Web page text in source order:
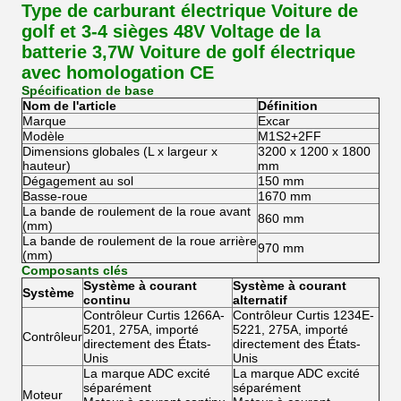
Type de carburant électrique Voiture de
golf et 3-4 sièges 48V Voltage de la
batterie 3,7W Voiture de golf électrique
avec homologation CE
Spécification de base
Nom de l'article
Définition
Marque
Excar
Modèle
M1S2+2FF
Dimensions globales (L x largeur x
hauteur)
3200 x 1200 x 1800
mm
Dégagement au sol
150 mm
Basse-roue
1670 mm
La bande de roulement de la roue avant
(mm)
860 mm
La bande de roulement de la roue arrière
(mm)
970 mm
Composants clés
Système
Système à courant
continu
Système à courant
alternatif
Contrôleur
Contrôleur Curtis 1266A-
5201, 275A, importé
directement des États-
Unis
Contrôleur Curtis 1234E-
5221, 275A, importé
directement des États-
Unis
Moteur
La marque ADC excité
séparément
La marque ADC excité
séparément